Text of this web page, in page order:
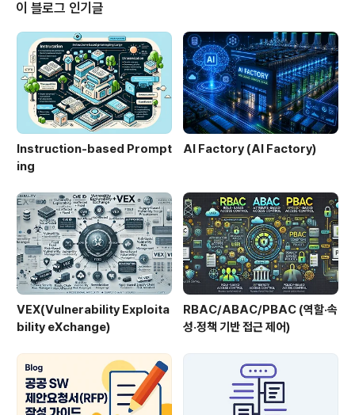
스를 반환한다.2. 특징항목설명비고단일 인스턴스객체가
하나만 생성메모리 효율전역 접근어디서든 접근 가능편의
성 증가지연 초기화필요 시 생성Lazy Loading한줄 요약:
하나의 인스턴스를 공유하여 효율성을 높이는 패턴이다.3.
구성 요소구성 요소설명역할..
이 블로그 인기글
Instruction-based Prompt
ing
AI Factory (AI Factory)
VEX(Vulnerability Exploita
bility eXchange)
RBAC/ABAC/PBAC (역할·속
성·정책 기반 접근 제어)